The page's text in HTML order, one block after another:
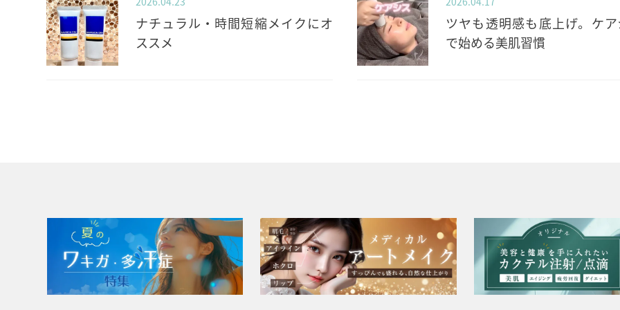
ナチュラル・時間短縮メイクにオ
ススメ
ツヤも透明感も底上げ。ケ
で始める美肌習慣